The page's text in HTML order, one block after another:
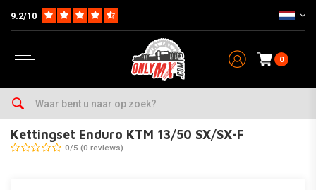
9.2/10
0
Home Onderhoud & Werkplaats
Kettingset Enduro KTM 13/50 SX/SX-F
0/5 (0 reviews)